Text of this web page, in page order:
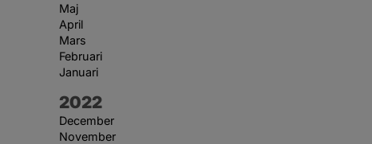
Maj
April
Mars
Februari
Januari
År:
2022
December
November